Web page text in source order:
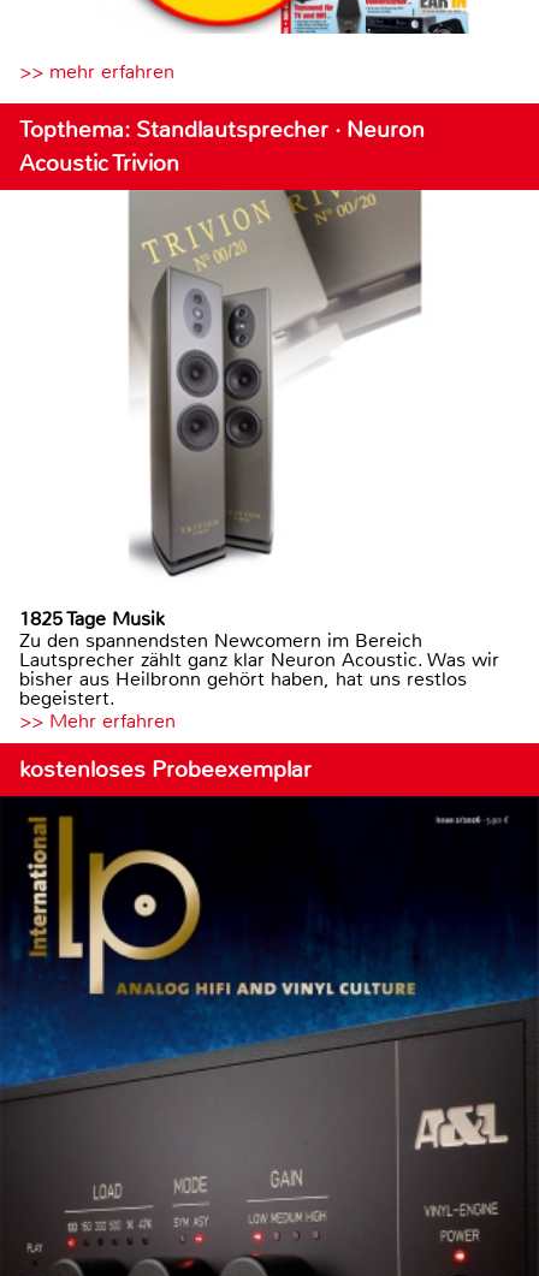
>> mehr erfahren
Topthema: Standlautsprecher · Neuron
Acoustic Trivion
1825 Tage Musik
Zu den spannendsten Newcomern im Bereich
Lautsprecher zählt ganz klar Neuron Acoustic. Was wir
bisher aus Heilbronn gehört haben, hat uns restlos
begeistert.
>> Mehr erfahren
kostenloses Probeexemplar